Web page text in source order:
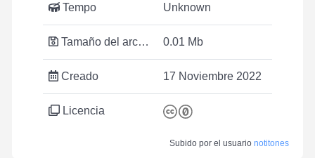
Tempo Unknown
Tamaño del archivo 0.01 Mb
Creado 17 Noviembre 2022
Licencia
Subido por el usuario notitones